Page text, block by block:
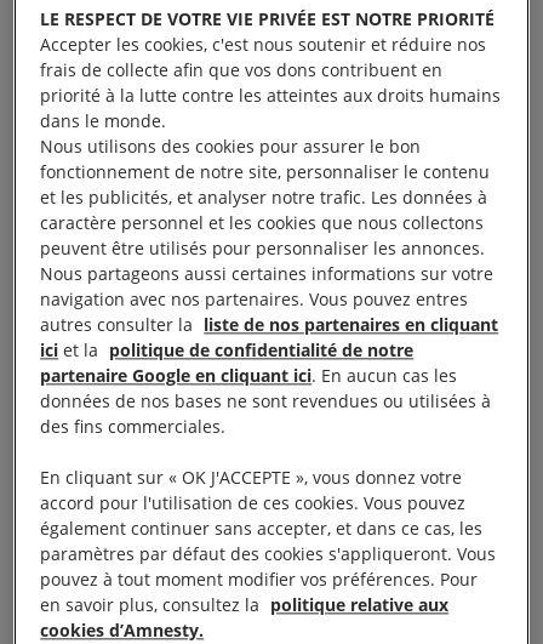
Organisé par les principales associations françaises
abolitionnistes, un village de l’abolition composé de
stands d’information sur la peine de mort sera
installé place de la République , el 9 octobre de 10h
à 19h.
LE RESPECT DE VOTRE VIE PRIVÉE EST NOTRE PRIORITÉ
Accepter les cookies, c'est nous soutenir et réduire nos
frais de collecte afin que vos dons contribuent en
priorité à la lutte contre les atteintes aux droits humains
dans le monde.
Nous utilisons des cookies pour assurer le bon
fonctionnement de notre site, personnaliser le contenu
et les publicités, et analyser notre trafic. Les données à
caractère personnel et les cookies que nous collectons
peuvent être utilisés pour personnaliser les annonces.
Nous partageons aussi certaines informations sur votre
navigation avec nos partenaires. Vous pouvez entres
autres consulter la liste de nos partenaires en cliquant
ici et la politique de confidentialité de notre
partenaire Google en cliquant ici. En aucun cas les
données de nos bases ne sont revendues ou utilisées à
des fins commerciales.
En cliquant sur « OK J'ACCEPTE », vous donnez votre
accord pour l'utilisation de ces cookies. Vous pouvez
également continuer sans accepter, et dans ce cas, les
paramètres par défaut des cookies s'appliqueront. Vous
pouvez à tout moment modifier vos préférences. Pour
en savoir plus, consultez la politique relative aux
cookies d’Amnesty.